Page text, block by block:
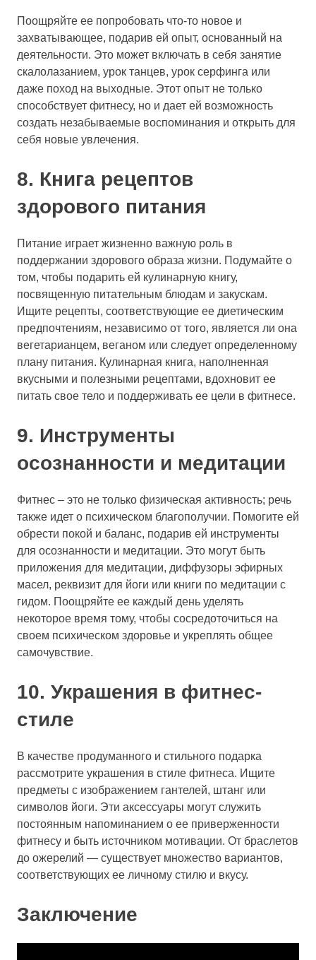
Поощряйте ее попробовать что-то новое и
захватывающее, подарив ей опыт, основанный на
деятельности. Это может включать в себя занятие
скалолазанием, урок танцев, урок серфинга или
даже поход на выходные. Этот опыт не только
способствует фитнесу, но и дает ей возможность
создать незабываемые воспоминания и открыть для
себя новые увлечения.
8. Книга рецептов
здорового питания
Питание играет жизненно важную роль в
поддержании здорового образа жизни. Подумайте о
том, чтобы подарить ей кулинарную книгу,
посвященную питательным блюдам и закускам.
Ищите рецепты, соответствующие ее диетическим
предпочтениям, независимо от того, является ли она
вегетарианцем, веганом или следует определенному
плану питания. Кулинарная книга, наполненная
вкусными и полезными рецептами, вдохновит ее
питать свое тело и поддерживать ее цели в фитнесе.
9. Инструменты
осознанности и медитации
Фитнес – это не только физическая активность; речь
также идет о психическом благополучии. Помогите ей
обрести покой и баланс, подарив ей инструменты
для осознанности и медитации. Это могут быть
приложения для медитации, диффузоры эфирных
масел, реквизит для йоги или книги по медитации с
гидом. Поощряйте ее каждый день уделять
некоторое время тому, чтобы сосредоточиться на
своем психическом здоровье и укреплять общее
самочувствие.
10. Украшения в фитнес-
стиле
В качестве продуманного и стильного подарка
рассмотрите украшения в стиле фитнеса. Ищите
предметы с изображением гантелей, штанг или
символов йоги. Эти аксессуары могут служить
постоянным напоминанием о ее приверженности
фитнесу и быть источником мотивации. От браслетов
до ожерелий — существует множество вариантов,
соответствующих ее личному стилю и вкусу.
Заключение